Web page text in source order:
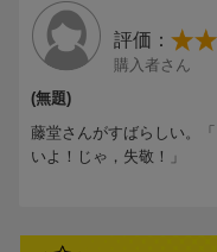
評価：
購入者さん
(無題)
藤堂さんがすばらしい。
いよ！じゃ，失敬！」